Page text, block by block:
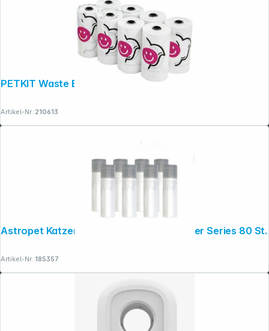
PETKIT Waste Bag Refill-8 rolls
Artikel-Nr.:210613
Astropet Katzentoilettenbeutel für Jupiter Series 80 St.
Artikel-Nr.:185357